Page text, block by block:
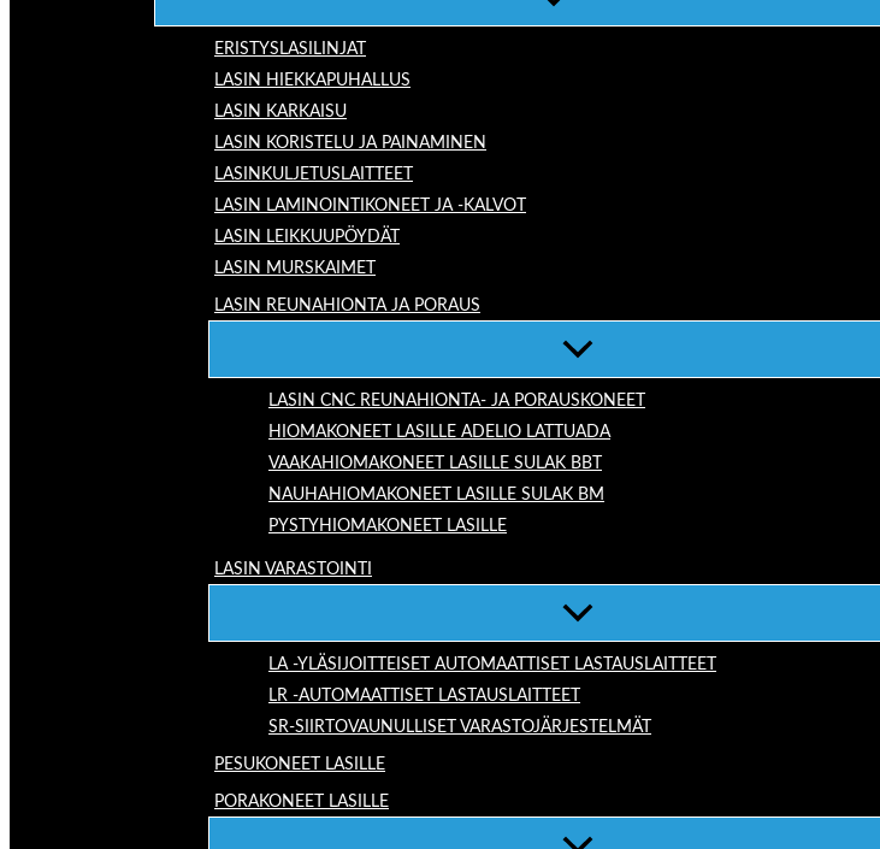
ERISTYSLASILINJAT
LASIN HIEKKAPUHALLUS
LASIN KARKAISU
LASIN KORISTELU JA PAINAMINEN
LASINKULJETUSLAITTEET
LASIN LAMINOINTIKONEET JA -KALVOT
LASIN LEIKKUUPÖYDÄT
LASIN MURSKAIMET
LASIN REUNAHIONTA JA PORAUS
LASIN CNC REUNAHIONTA- JA PORAUSKONEET
HIOMAKONEET LASILLE ADELIO LATTUADA
VAAKAHIOMAKONEET LASILLE SULAK BBT
NAUHAHIOMAKONEET LASILLE SULAK BM
PYSTYHIOMAKONEET LASILLE
LASIN VARASTOINTI
LA -YLÄSIJOITTEISET AUTOMAATTISET LASTAUSLAITTEET
LR -AUTOMAATTISET LASTAUSLAITTEET
SR-SIIRTOVAUNULLISET VARASTOJÄRJESTELMÄT
PESUKONEET LASILLE
PORAKONEET LASILLE